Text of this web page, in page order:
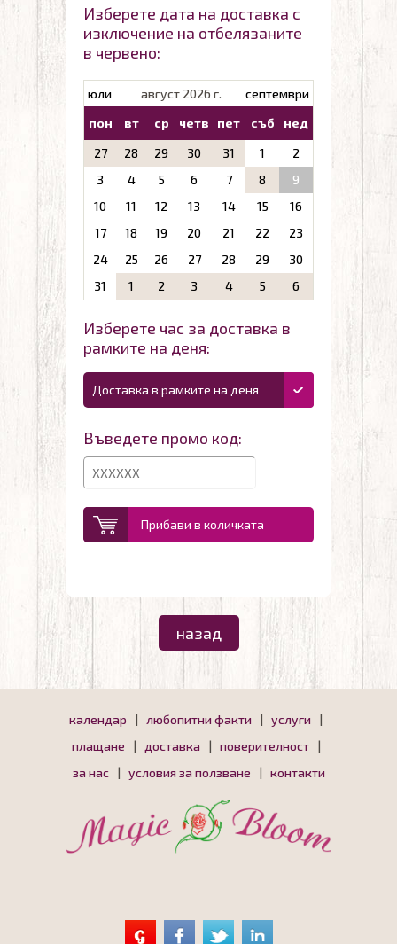
Изберете дата на доставка с
изключение на отбелязаните
в червено:
юли август 2026 г.
септември
пон
вт ср четв пет съб
нед
27
28 29 30 31 1
2
3
4 5 6 7 8
9
10
11 12 13 14 15
16
17
18 19 20 21 22
23
24
25 26 27 28 29
30
31
1 2 3 4 5 6
Изберете час за доставка в
рамките на деня:
Доставка в рамките на деня
Въведете промо код:
Прибави в количката
назад
календар | любопитни факти | услуги |
плащане | доставка| поверителност|
за нас| условия за ползване | контакти